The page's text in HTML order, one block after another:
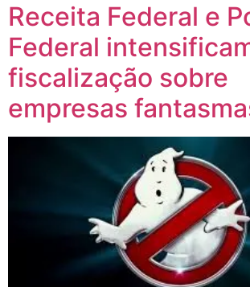
Receita Federal e
Federal
fiscalização sobre
empresas